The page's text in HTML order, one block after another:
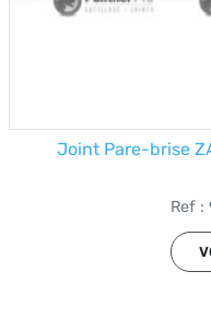
Joint Pare-brise
Ref :